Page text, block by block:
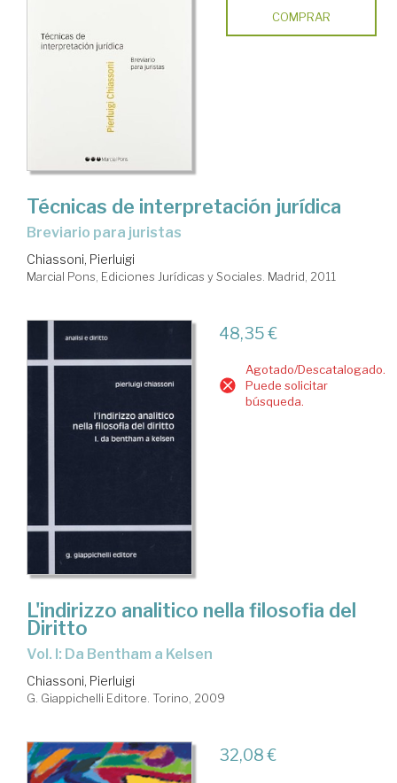
COMPRAR
Técnicas de interpretación jurídica
Breviario para juristas
Chiassoni, Pierluigi
Marcial Pons, Ediciones Jurídicas y Sociales. Madrid, 2011
48,35 €
Agotado/Descatalogado.
Puede solicitar
búsqueda.
L'indirizzo analitico nella filosofia del
Diritto
Vol. I: Da Bentham a Kelsen
Chiassoni, Pierluigi
G. Giappichelli Editore. Torino, 2009
32,08 €